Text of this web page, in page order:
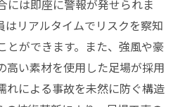
には即座に警報が発せられま
はリアルタイムでリスクを察知
とができます。また、強風や豪
高い素材を使用した足場が採用
れによる事故を未然に防ぐ構造